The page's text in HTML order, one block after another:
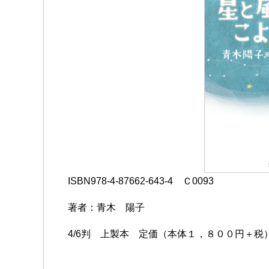
ISBN978-4-87662-643-4 Ｃ0093
著者：青木 陽子
4/6判 上製本 定価（本体１，８００円＋税